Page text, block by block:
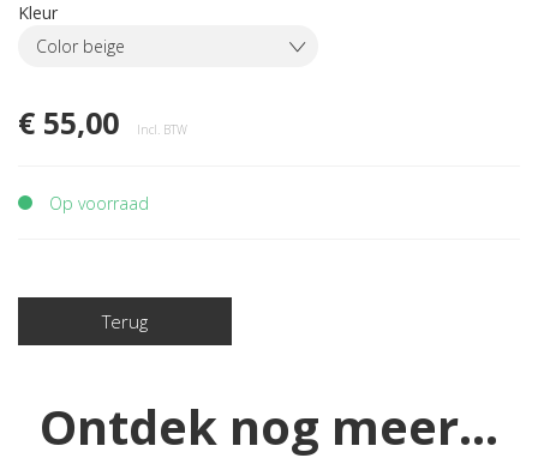
Kleur
Color beige
€ 55,00 Incl. BTW
Op voorraad
Terug
Ontdek nog meer...